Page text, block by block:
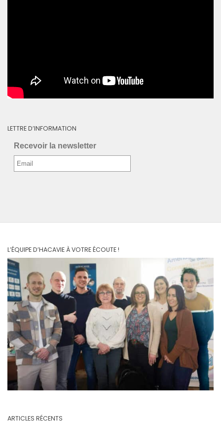
LETTRE D’INFORMATION
Recevoir la newsletter
L’ÉQUIPE D’HACAVIE À VOTRE ÉCOUTE !
ARTICLES RÉCENTS